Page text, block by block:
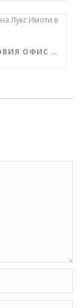
ПРЕДСТАВЯМЕ ВИ РЕАЛИЗАЦИЯ НА НОВИЯ ОФИС НА ЛУКС ИМОТИ В СОФИЯ